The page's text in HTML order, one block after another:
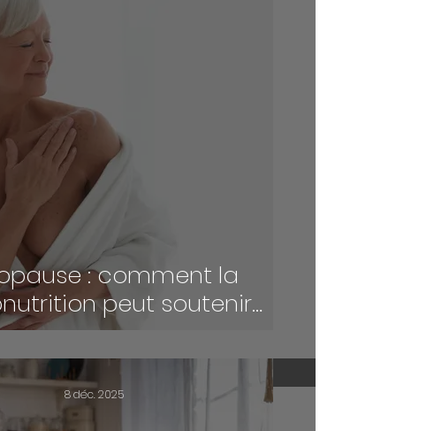
: comment la
peut soutenir
hormonal ?
8 déc. 2025